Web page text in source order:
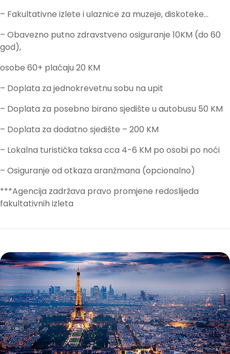
– Fakultativne izlete i ulaznice za muzeje, diskoteke…
– Obavezno putno zdravstveno osiguranje 10KM (do 60
god),
osobe 60+ plaćaju 20 KM
– Doplata za jednokrevetnu sobu na upit
– Doplata za posebno birano sjedište u autobusu 50 KM
– Doplata za dodatno sjedište – 200 KM
– Lokalna turistička taksa cca 4-6 KM po osobi po noći
– Osiguranje od otkaza aranžmana (opcionalno)
***Agencija zadržava pravo promjene redoslijeda
fakultativnih izleta